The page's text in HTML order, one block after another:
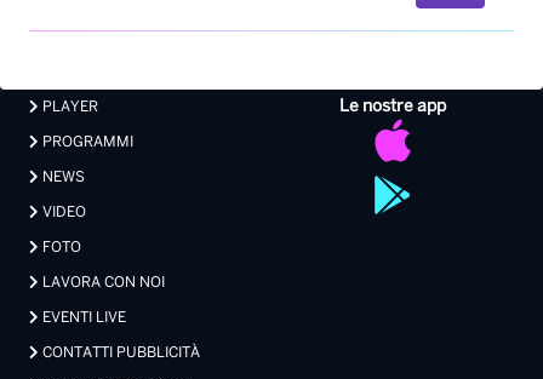
Le nostre app
PLAYER
PROGRAMMI
NEWS
VIDEO
FOTO
LAVORA CON NOI
EVENTI LIVE
CONTATTI PUBBLICITÀ